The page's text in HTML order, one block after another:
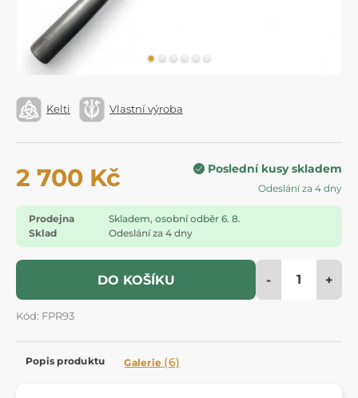
Kelti Vlastní výroba
2 700 Kč Poslední kusy skladem
Odeslání za 4 dny
Prodejna
Skladem, osobní odběr 6. 8.
Sklad
Odeslání za 4 dny
DO KOŠÍKU - +
Kód: FPR93
Popis produktu Galerie (6)